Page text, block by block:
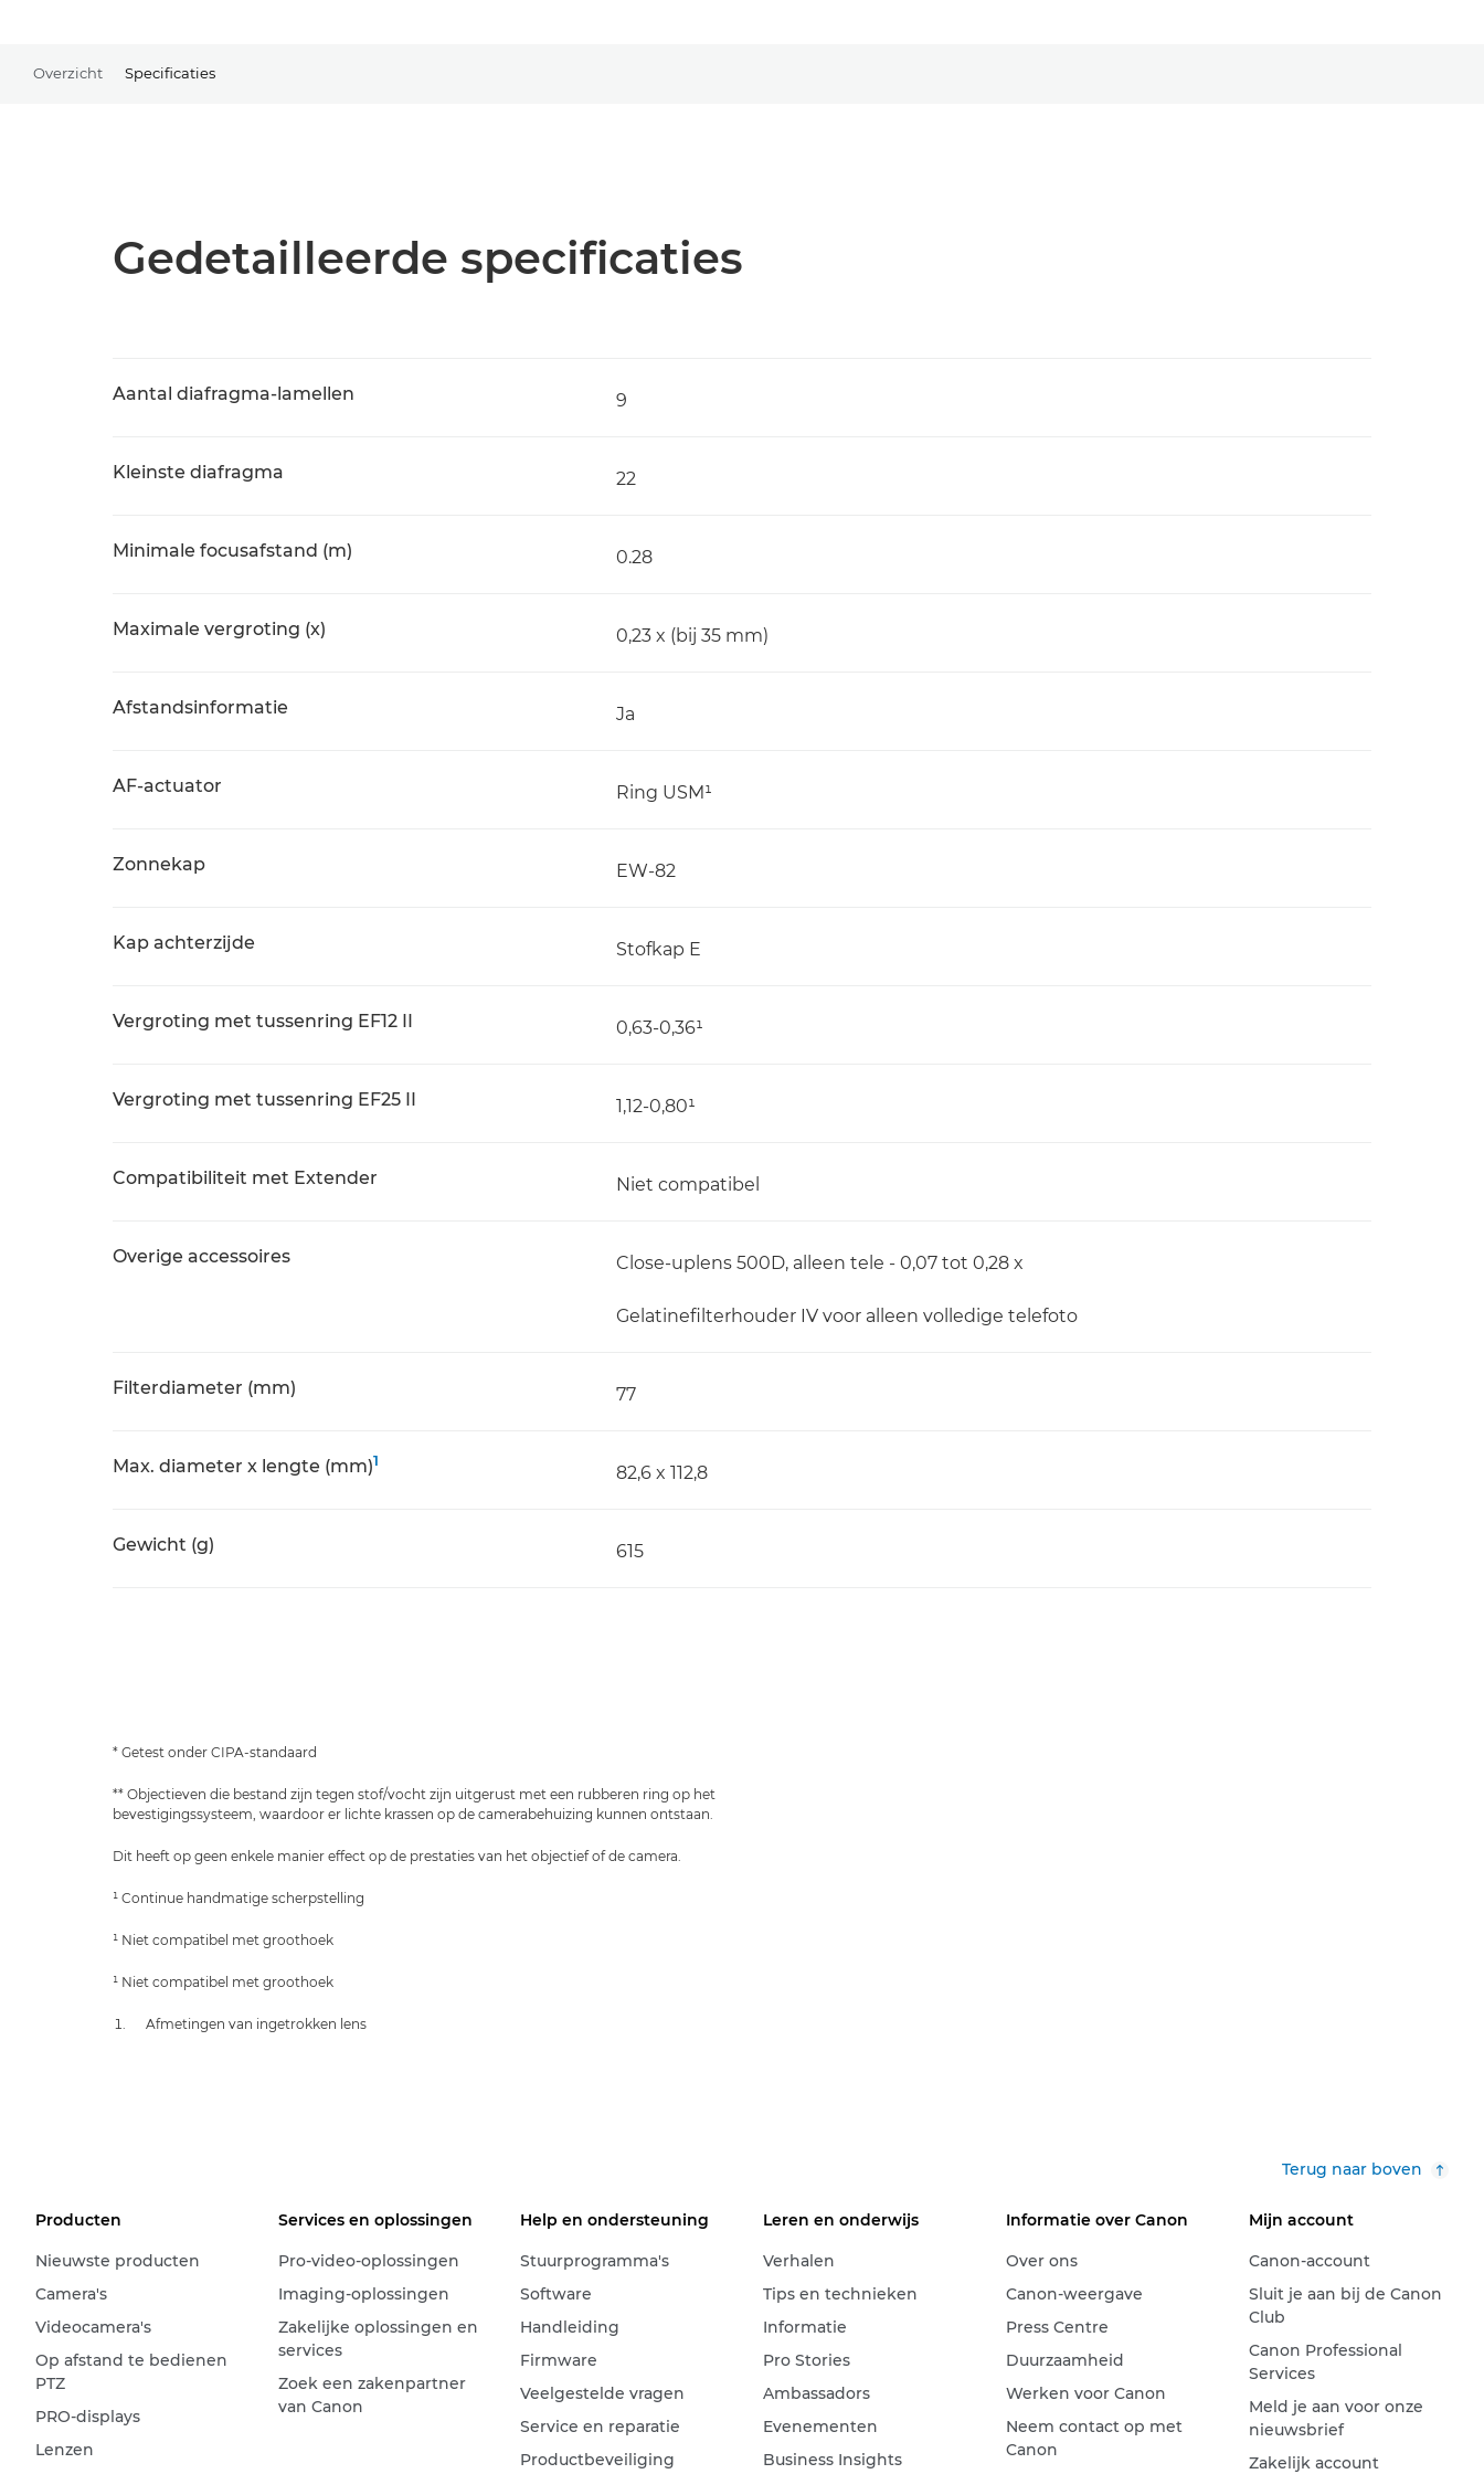
Overzicht Specificaties
Gedetailleerde specificaties
Aantal diafragma-lamellen 9
Kleinste diafragma 22
Minimale focusafstand (m) 0.28
Maximale vergroting (x) 0,23 x (bij 35 mm)
Afstandsinformatie Ja
AF-actuator Ring USM¹
Zonnekap EW-82
Kap achterzijde Stofkap E
Vergroting met tussenring EF12 II 0,63-0,36¹
Vergroting met tussenring EF25 II 1,12-0,80¹
Compatibiliteit met Extender Niet compatibel
Overige accessoires Close-uplens 500D, alleen tele - 0,07 tot 0,28 x
Gelatinefilterhouder IV voor alleen volledige telefoto
Filterdiameter (mm) 77
Max. diameter x lengte (mm)1
82,6 x 112,8
Gewicht (g) 615
* Getest onder CIPA-standaard
** Objectieven die bestand zijn tegen stof/vocht zijn uitgerust met een rubberen ring op het
bevestigingssysteem, waardoor er lichte krassen op de camerabehuizing kunnen ontstaan.
Dit heeft op geen enkele manier effect op de prestaties van het objectief of de camera.
¹ Continue handmatige scherpstelling
¹ Niet compatibel met groothoek
¹ Niet compatibel met groothoek
Afmetingen van ingetrokken lens
Terug naar boven
Producten
Nieuwste producten
Camera's
Videocamera's
Op afstand te bedienen
PTZ
PRO-displays
Lenzen
Services en oplossingen
Pro-video-oplossingen
Imaging-oplossingen
Zakelijke oplossingen en
services
Zoek een zakenpartner
van Canon
Help en ondersteuning
Stuurprogramma's
Software
Handleiding
Firmware
Veelgestelde vragen
Service en reparatie
Productbeveiliging
Leren en onderwijs
Verhalen
Tips en technieken
Informatie
Pro Stories
Ambassadors
Evenementen
Business Insights
Informatie over Canon
Over ons
Canon-weergave
Press Centre
Duurzaamheid
Werken voor Canon
Neem contact op met
Canon
Mijn account
Canon-account
Sluit je aan bij de Canon
Club
Canon Professional
Services
Meld je aan voor onze
nieuwsbrief
Zakelijk account